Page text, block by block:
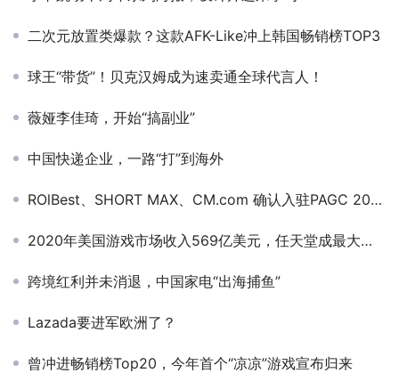
二次元放置类爆款？这款AFK-Like冲上韩国畅销榜TOP3
球王“带货”！贝克汉姆成为速卖通全球代言人！
薇娅李佳琦，开始“搞副业”
中国快递企业，一路“打”到海外
ROlBest、SHORT MAX、CM.com 确认入驻PAGC 2025丨第五届全球产品与增长展会！
2020年美国游戏市场收入569亿美元，任天堂成最大赢家
跨境红利并未消退，中国家电“出海捕鱼”
Lazada要进军欧洲了？
曾冲进畅销榜Top20，今年首个“凉凉”游戏宣布归来